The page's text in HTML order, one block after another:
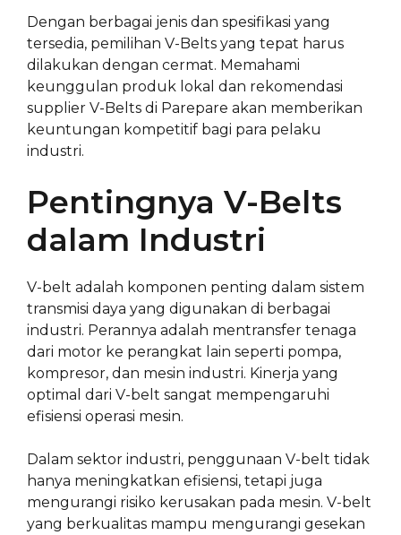
Dengan berbagai jenis dan spesifikasi yang
tersedia, pemilihan V-Belts yang tepat harus
dilakukan dengan cermat. Memahami
keunggulan produk lokal dan rekomendasi
supplier V-Belts di Parepare akan memberikan
keuntungan kompetitif bagi para pelaku
industri.
Pentingnya V-Belts
dalam Industri
V-belt adalah komponen penting dalam sistem
transmisi daya yang digunakan di berbagai
industri. Perannya adalah mentransfer tenaga
dari motor ke perangkat lain seperti pompa,
kompresor, dan mesin industri. Kinerja yang
optimal dari V-belt sangat mempengaruhi
efisiensi operasi mesin.
Dalam sektor industri, penggunaan V-belt tidak
hanya meningkatkan efisiensi, tetapi juga
mengurangi risiko kerusakan pada mesin. V-belt
yang berkualitas mampu mengurangi gesekan